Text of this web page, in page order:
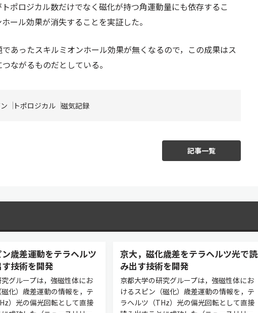
ポロジカル数だけでなく磁化が持つ角運動量にも依存するこ
ール効果が消失することを実証した。
あったスキルミオンホール効果が無くなるので，この成果はス
ながるものだとしている。
トポロジカル 磁気記録
記事一覧
歳差運動をテラヘルツ
技術を開発
グループは，強磁性体にお
化）歳差運動の情報を，テ
）光の偏光回転として直接
京大，磁化歳差をテラヘルツ光で読
み出す技術を開発
京都大学の研究グループは，強磁性体にお
けるスピン（磁化）歳差運動の情報を，テ
ラヘルツ（THz）光の偏光回転として直接